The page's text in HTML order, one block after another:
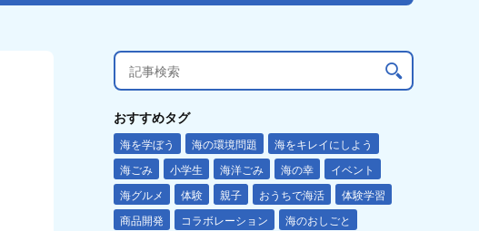
おすすめタグ
海を学ぼう 海の環境問題
海をキレイにしよう
海ごみ
小学生 海洋ごみ 海の幸
イベント
海グルメ
体験 親子 おうちで海活
体験学習
商品開発
コラボレーション
海のおしごと